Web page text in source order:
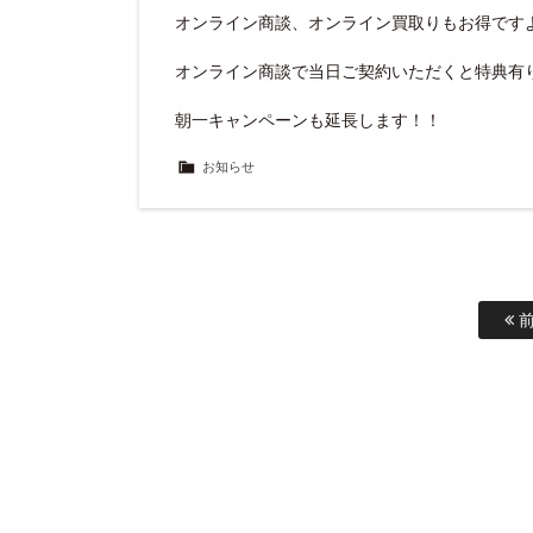
オンライン商談、オンライン買取りもお得です
オンライン商談で当日ご契約いただくと特典有
朝一キャンペーンも延長します！！
お知らせ